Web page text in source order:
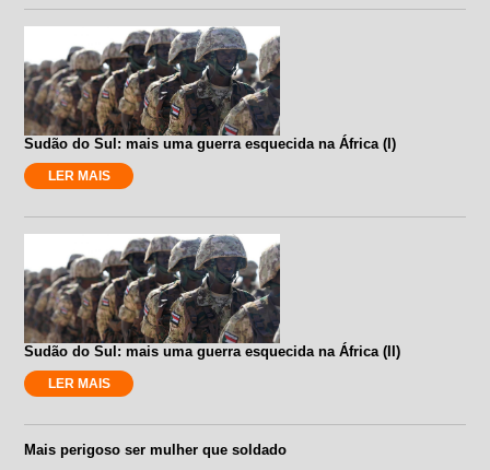
Sudão do Sul: mais uma guerra esquecida na África (I)
LER MAIS
Sudão do Sul: mais uma guerra esquecida na África (II)
LER MAIS
Mais perigoso ser mulher que soldado